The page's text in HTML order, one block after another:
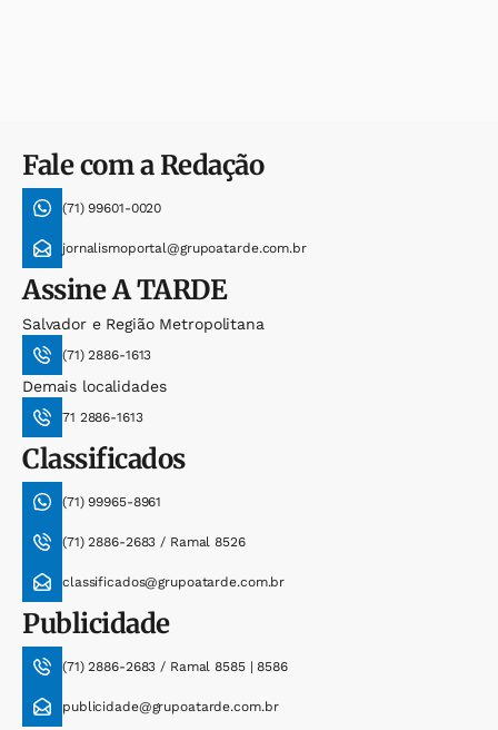
Fale com a Redação
(71) 99601-0020
jornalismoportal@grupoatarde.com.br
AssineA TARDE
Salvador e Região Metropolitana
(71) 2886-1613
Demais localidades
71 2886-1613
Classificados
(71) 99965-8961
(71) 2886-2683 / Ramal 8526
classificados@grupoatarde.com.br
Publicidade
(71) 2886-2683 / Ramal 8585 | 8586
publicidade@grupoatarde.com.br